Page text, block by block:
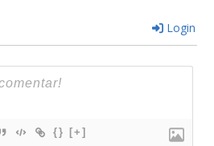
Login
{} [+]